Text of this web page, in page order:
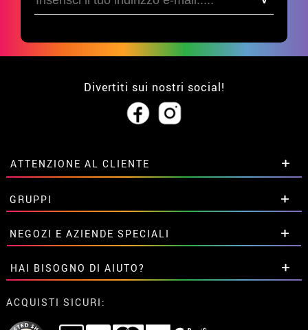
Divertiti sui nostri social!
ATTENZIONE AL CLIENTE
• Su di noi
• Condizioni di vendita
• Avviso legale privacy
• Attenzione al cliente
• Utilizzo dei cookies
•Impostazioni dei cookie
GRUPPI
Sconti speciali per gruppi.
Contattaci qui
NEGOZI E AZIENDE SPECIALI
Sconti speciali per gruppi.
Contattaci qui
HAI BISOGNO DI AIUTO?
Non ho ancora fatto l'ordine
ACQUISTI SICURI: